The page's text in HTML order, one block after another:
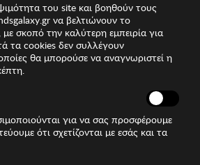
του site και βοηθούν τους
να βελτιώνουν το
σκοπό την καλύτερη εμπειρία για
τα cookies δεν συλλέγουν
θα μπορούσε να αναγνωριστεί η
για να σας προσφέρουμε
ότι σχετίζονται με εσάς και τα